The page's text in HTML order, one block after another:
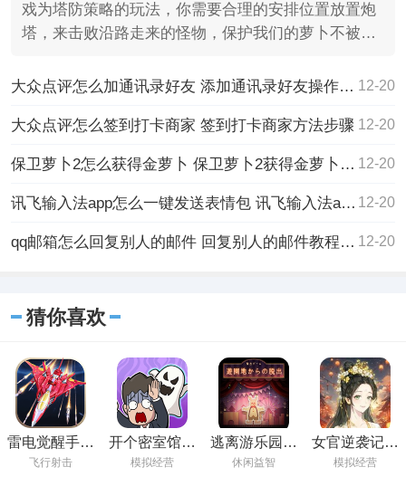
戏为塔防策略的玩法，你需要合理的安排位置放置炮
塔，来击败沿路走来的怪物，保护我们的萝卜不被吃
大众点评怎么加通讯录好友 添加通讯录好友操作方法 12-20
大众点评怎么签到打卡商家 签到打卡商家方法步骤 12-20
保卫萝卜2怎么获得金萝卜 保卫萝卜2获得金萝卜的方法 12-20
讯飞输入法app怎么一键发送表情包 讯飞输入法app一键发送表情包的教程方法 12-20
qq邮箱怎么回复别人的邮件 回复别人的邮件教程分享 12-20
猜你喜欢
雷电觉醒手游
下载
飞行射击
开个密室馆手
机版下载
模拟经营
逃离游乐园游
戏下载
休闲益智
女官逆袭记游
戏安卓版下载
模拟经营